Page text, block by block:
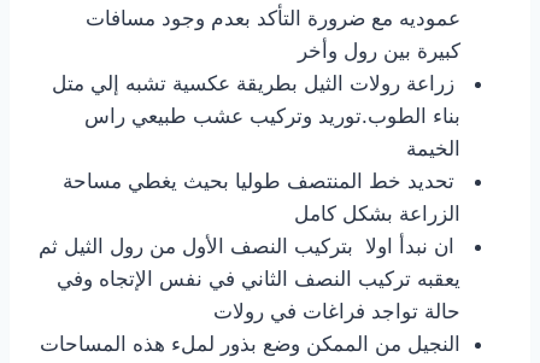
عموديه مع ضرورة التأكد بعدم وجود مسافات
كبيرة بين رول وأخر
زراعة رولات الثيل بطريقة عكسية تشبه إلي متل
بناء الطوب.توريد وتركيب عشب طبيعي راس
الخيمة
تحديد خط المنتصف طوليا بحيث يغطي مساحة
الزراعة بشكل كامل
ان نبدأ اولا بتركيب النصف الأول من رول الثيل ثم
يعقبه تركيب النصف الثاني في نفس الإتجاه وفي
حالة تواجد فراغات في رولات
النجيل من الممكن وضع بذور لملء هذه المساحات